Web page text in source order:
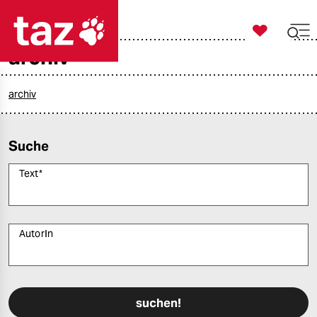
politik
gesellschaft
sport

taz zahl ich
archiv
archiv
Suche
Text*
AutorIn